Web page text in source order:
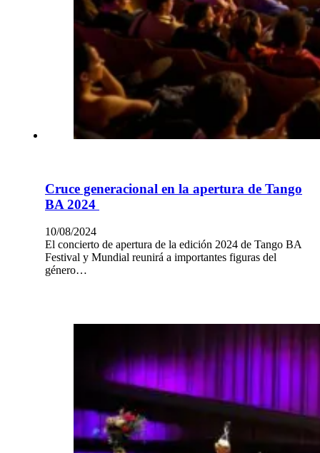
Cruce generacional en la apertura de Tango
BA 2024
10/08/2024
El concierto de apertura de la edición 2024 de Tango BA
Festival y Mundial reunirá a importantes figuras del
género…